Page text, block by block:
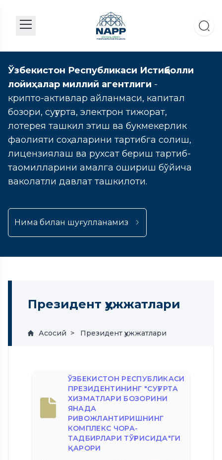
Ўзбекистон Республикаси Истиқболли
лойиҳалар миллий агентлиги -
крипто-активлар айланмаси, капитал
бозори, суғурта, электрон тижорат,
лотерея ташкил этиш ва букмекерлик
фаолияти соҳаларини тартибга солиш,
лицензиялаш ва рухсат бериш тартиб-
таомилларини амалга ошириш бўйича
ваколатли давлат ташкилоти.
Нима билан шуғулланамиз
Президент ҳужжатлари
Асосий Президент ҳужжатлари
ЎЗБЕКИСТОН РЕСПУБЛИКАСИ
ПРЕЗИДЕНТИНИНГ "СУҒУРТА
ХИЗМАТЛАРИ БОЗОРИНИ
ЯНАДА
РИВОЖЛАНТИРИШНИНГ
КОМПЛЕКС ЧОРА-
ТАДБИРЛАРИ ТЎҒРИСИДА"ГИ
ҚАРОРИ